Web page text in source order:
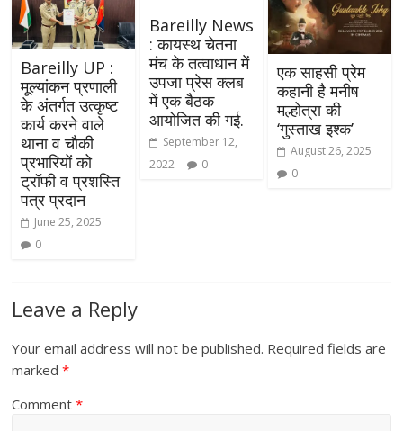
Bareilly UP :
मूल्यांकन प्रणाली
के अंतर्गत उत्कृष्ट
कार्य करने वाले
थाना व चौकी
प्रभारियों को
ट्रॉफी व प्रशस्ति
पत्र प्रदान
June 25, 2025
0
Bareilly News
: कायस्थ चेतना
मंच के तत्वाधान में
उपजा प्रेस क्लब
में एक बैठक
आयोजित की गई.
September 12,
2022
0
एक साहसी प्रेम
कहानी है मनीष
मल्होत्रा की
‘गुस्ताख इश्क’
August 26, 2025
0
Leave a Reply
Your email address will not be published. Required fields are
marked*
Comment*